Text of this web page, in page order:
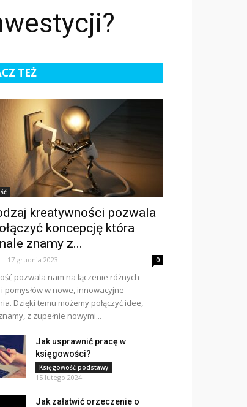
TEŻ
kreatywności pozwala
koncepcję która
znamy z...
- 17 grudnia 2023 0
pozwala nam na łączenie różnych
pomysłów w nowe, innowacyjne
Dzięki temu możemy połączyć idee,
z zupełnie nowymi...
Jak usprawnić pracę w
księgowości?
Księgowość podstawy
15 lutego 2024
Jak załatwić orzeczenie o